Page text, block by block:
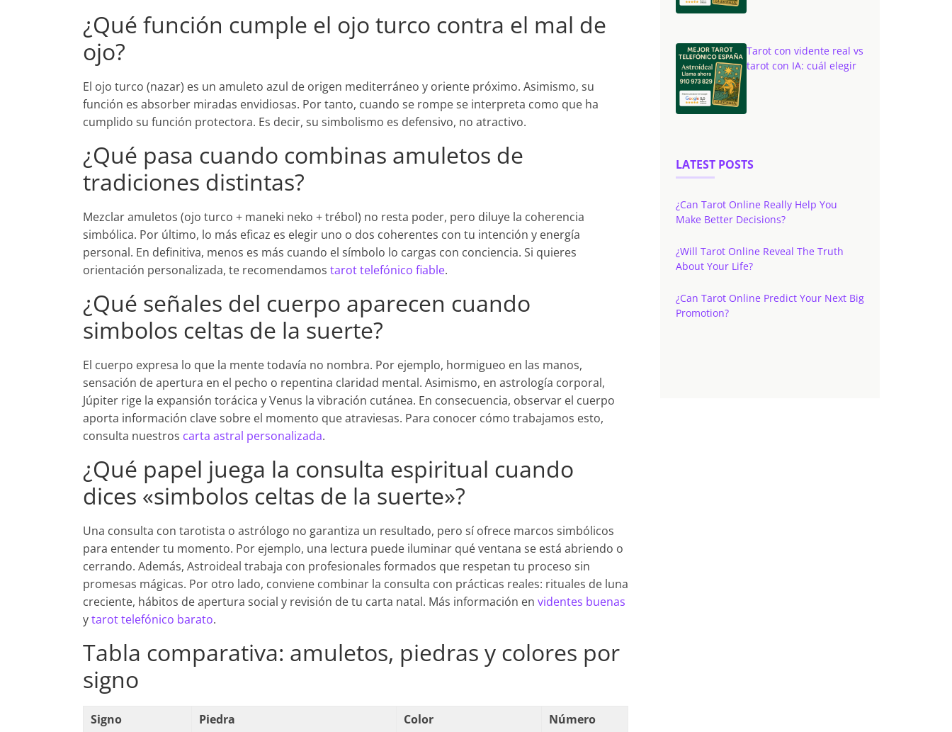
¿Qué función cumple el ojo turco contra el mal de
ojo?
El ojo turco (nazar) es un amuleto azul de origen mediterráneo y oriente próximo. Asimismo, su
función es absorber miradas envidiosas. Por tanto, cuando se rompe se interpreta como que ha
cumplido su función protectora. Es decir, su simbolismo es defensivo, no atractivo.
¿Qué pasa cuando combinas amuletos de
tradiciones distintas?
Mezclar amuletos (ojo turco + maneki neko + trébol) no resta poder, pero diluye la coherencia
simbólica. Por último, lo más eficaz es elegir uno o dos coherentes con tu intención y energía
personal. En definitiva, menos es más cuando el símbolo lo cargas con conciencia. Si quieres
orientación personalizada, te recomendamos tarot telefónico fiable.
¿Qué señales del cuerpo aparecen cuando
simbolos celtas de la suerte?
El cuerpo expresa lo que la mente todavía no nombra. Por ejemplo, hormigueo en las manos,
sensación de apertura en el pecho o repentina claridad mental. Asimismo, en astrología corporal,
Júpiter rige la expansión torácica y Venus la vibración cutánea. En consecuencia, observar el cuerpo
aporta información clave sobre el momento que atraviesas. Para conocer cómo trabajamos esto,
consulta nuestros carta astral personalizada.
¿Qué papel juega la consulta espiritual cuando
dices «simbolos celtas de la suerte»?
Una consulta con tarotista o astrólogo no garantiza un resultado, pero sí ofrece marcos simbólicos
para entender tu momento. Por ejemplo, una lectura puede iluminar qué ventana se está abriendo o
cerrando. Además, Astroideal trabaja con profesionales formados que respetan tu proceso sin
promesas mágicas. Por otro lado, conviene combinar la consulta con prácticas reales: rituales de luna
creciente, hábitos de apertura social y revisión de tu carta natal. Más información en videntes buenas
ytarot telefónico barato.
Tabla comparativa: amuletos, piedras y colores por
signo
Signo Piedra Color
Número
Tarot con vidente real vs
tarot con IA: cuál elegir
LATEST POSTS
¿Can Tarot Online Really Help You
Make Better Decisions?
¿Will Tarot Online Reveal The Truth
About Your Life?
¿Can Tarot Online Predict Your Next Big
Promotion?